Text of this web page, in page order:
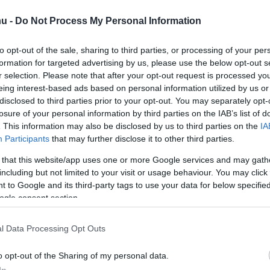
- Do Not Process My Personal Information
opt-out of the sale, sharing to third parties, or processing of your
for targeted advertising by us, please use the below opt-out
selection. Please note that after your opt-out request is processed
interest-based ads based on personal information utilized by us
to third parties prior to your opt-out. You may separately
of your personal information by third parties on the IAB’s list of
This information may also be disclosed by us to third parties on the
Participants that may further disclose it to other third parties.
that this website/app uses one or more Google services and may
but not limited to your visit or usage behaviour. You may
to Google and its third-party tags to use your data for below
consent section.
Data Processing Opt Outs
opt-out of the Sharing of my personal data.
megjelenő készülék akkora telepet kapott, amekkorát
álmaikban sem tudnának elképzelni.
a saját chipjeit kezdi gyártani,
óriások mind befelé fordulnak
csak mi érezzük problémásnak azt, hogy egy egész
kedélyállapotától függ.
szervezetet tett tiltólistára, és
is szigorítja
alatt 120 céget gyűjtött maga köré